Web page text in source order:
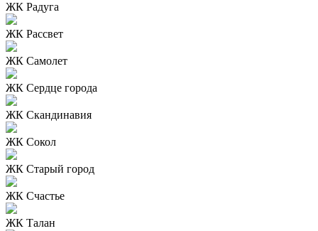
ЖК Радуга
ЖК Рассвет
ЖК Самолет
ЖК Сердце города
ЖК Скандинавия
ЖК Сокол
ЖК Старый город
ЖК Счастье
ЖК Талан